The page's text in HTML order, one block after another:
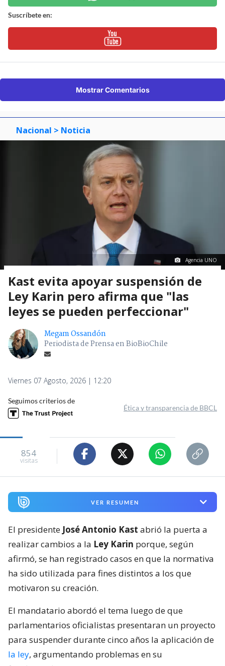
Suscríbete en:
Mostrar Comentarios
Nacional > Noticia
Agencia UNO
Kast evita apoyar suspensión de
Ley Karin pero afirma que "las
leyes se pueden perfeccionar"
Megam Ossandón
Periodista de Prensa en BioBioChile
Viernes 07 Agosto, 2026 | 12:20
Seguimos criterios de
Ética y transparencia de BBCL
854
visitas
VER RESUMEN
El presidente José Antonio Kast abrió la puerta a
realizar cambios a la Ley Karin porque, según
afirmó, se han registrado casos en que la normativa
ha sido utilizada para fines distintos a los que
motivaron su creación.
El mandatario abordó el tema luego de que
parlamentarios oficialistas presentaran un proyecto
para suspender durante cinco años la aplicación de
la ley, argumentando problemas en su